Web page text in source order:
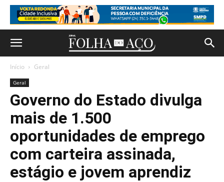
Início Geral
Geral
Governo do Estado divulga
mais de 1.500
oportunidades de emprego
com carteira assinada,
estágio e jovem aprendiz